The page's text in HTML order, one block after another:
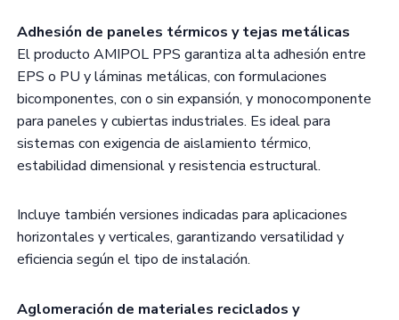
Adhesión de paneles térmicos y tejas metálicas
El producto AMIPOL PPS garantiza alta adhesión entre
EPS o PU y láminas metálicas, con formulaciones
bicomponentes, con o sin expansión, y monocomponente
para paneles y cubiertas industriales. Es ideal para
sistemas con exigencia de aislamiento térmico,
estabilidad dimensional y resistencia estructural.
Incluye también versiones indicadas para aplicaciones
horizontales y verticales, garantizando versatilidad y
eficiencia según el tipo de instalación.
Aglomeración de materiales reciclados y